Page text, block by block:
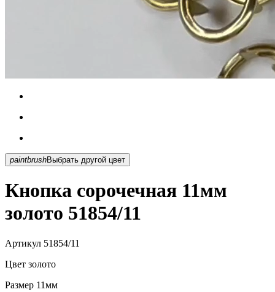
paintbrush Выбрать другой цвет
Кнопка сорочечная 11мм
золото 51854/11
Артикул 51854/11
Цвет золото
Размер 11мм